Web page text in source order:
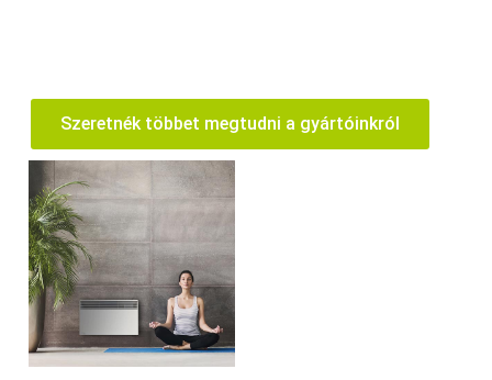
Szeretnék többet megtudni a gyártóinkról